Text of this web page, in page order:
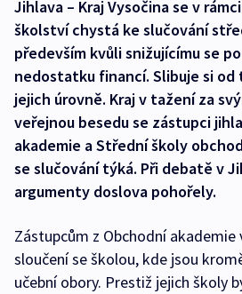
Jihlava – Kraj Vysočina se v
školství chystá ke slučování
především kvůli snižujícímu se
nedostatku financí. Slibuje si
jejich úrovně. Kraj v tažení za
veřejnou besedu se zástupci
akademie a Střední školy
se slučování týká. Při debatě v
argumenty doslova pohořely.
Zástupcům z Obchodní akademie
sloučení se školou, kde jsou
učební obory. Prestiž jejich školy